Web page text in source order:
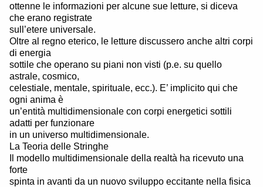
ottenne le informazioni per alcune sue letture, si diceva
che erano registrate
sull’etere universale.
Oltre al regno eterico, le letture discussero anche altri corpi
di energia
sottile che operano su piani non visti (p.e. su quello
astrale, cosmico,
celestiale, mentale, spirituale, ecc.). E’ implicito qui che
ogni anima è
un’entità multidimensionale con corpi energetici sottili
adatti per funzionare
in un universo multidimensionale.
La Teoria delle Stringhe
Il modello multidimensionale della realtà ha ricevuto una
forte
spinta in avanti da un nuovo sviluppo eccitante nella fisica